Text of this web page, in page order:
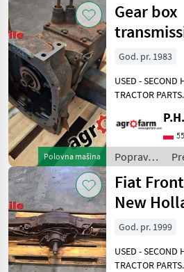
Kategorija 4 Država
TRENUTNA
PUTANJA
Poljoprivredna
tehnika
Popravak I
Rezervni
Dijelovi
Transmisija
Mjenjac
Fiat
IZABERITE
KATEGORIJU
Fiat
Resetuj
Prikaži 4
rezultata
Polovna mašina
Gear box
680 DT
God. pr. 1983
USED - SECOND
TRACTOR
message by e-
whatsapp.
SCHLEPPER
Bei weiteren
kontaktieren
Popravak
i rezervni
dijelovi /
Fiat
Fiat
New
M135
God. pr. 1999
USED - SECOND
TRACTOR